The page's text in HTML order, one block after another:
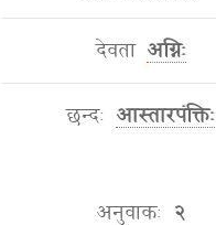
देवता अग्निः
छन्दः आस्तारपंक्तिः
अनुवाकः २